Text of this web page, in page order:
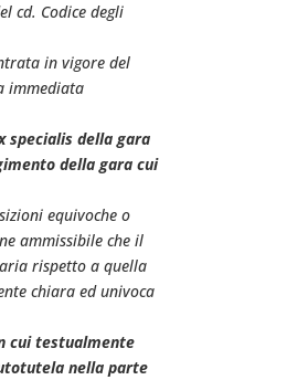
cd. Codice degli
in vigore del
immediata
specialis della gara
della gara cui
equivoche o
ammissibile che il
rispetto a quella
chiara ed univoca
cui testualmente
nella parte